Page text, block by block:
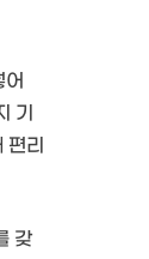
기
리
갖